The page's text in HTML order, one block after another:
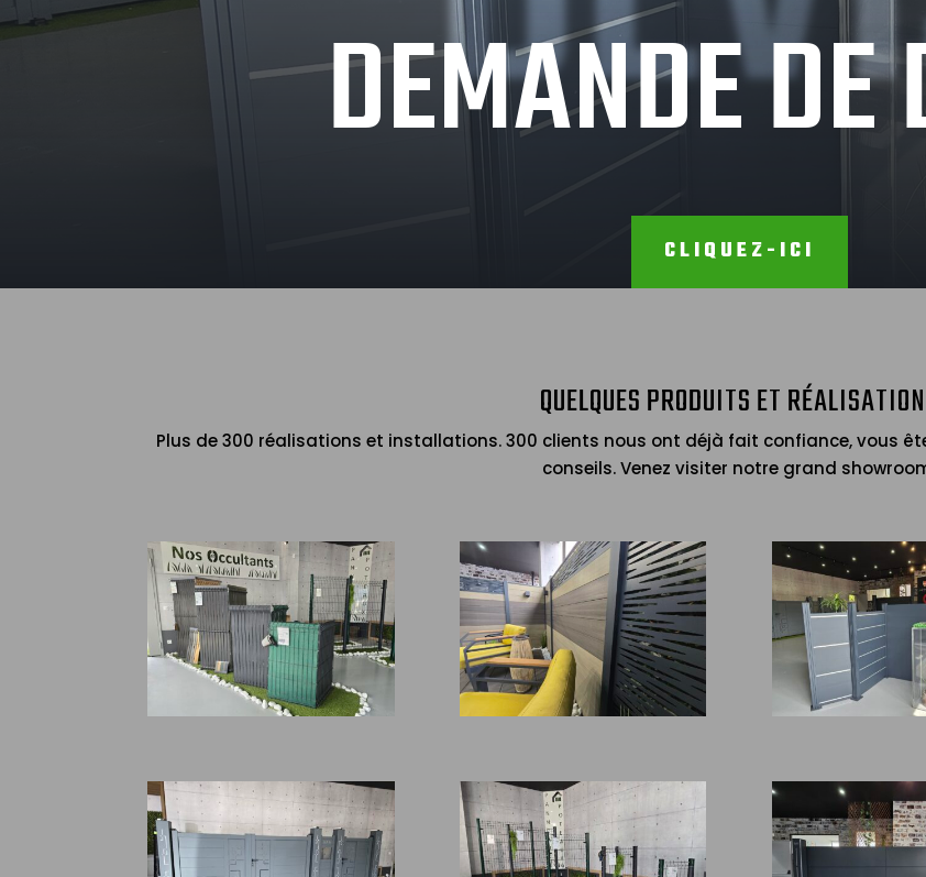
DEMANDE DE
CLIQUEZ-ICI
QUELQUES PRODUITS ET
Plus de 300 réalisations et installations. 300 clients nous ont déjà fait confiance, vous
conseils. Venez visiter notre grand